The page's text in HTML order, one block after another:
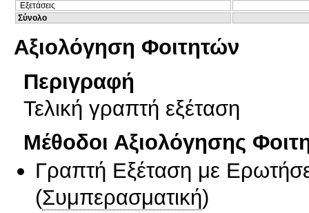
Εξετάσεις
Σύνολο
Αξιολόγηση Φοιτητών
Περιγραφή
Τελική γραπτή εξέταση
Μέθοδοι Αξιολόγησης
Γραπτή Εξέταση με
(Συμπερασματική)